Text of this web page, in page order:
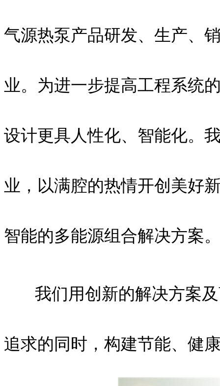
气源热泵产品研发、生产、
业。为进一步提高工程系统
设计更具人性化、智能化。
业，以满腔的热情开创美好
智能的多能源组合解决方案
我们用创新的解决方案及
追求的同时，构建节能、健